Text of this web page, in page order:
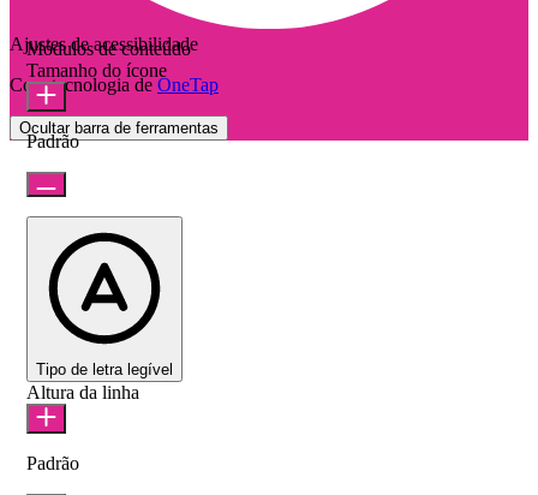
Ajustes de acessibilidade
Com tecnologia de OneTap
Ocultar barra de ferramentas
Módulos de conteúdo
Tamanho do ícone
Padrão
Tipo de letra legível
Altura da linha
Padrão